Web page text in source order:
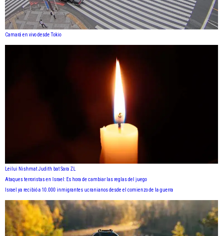
Camará en vivo desde Tokio
Leilui Nishmat Judith bat Sara ZL
Ataques terroristas en Israel: Es hora de cambiar las reglas del juego
Israel ya recibió a 10.000 inmigrantes ucranianos desde el comienzo de la guerra